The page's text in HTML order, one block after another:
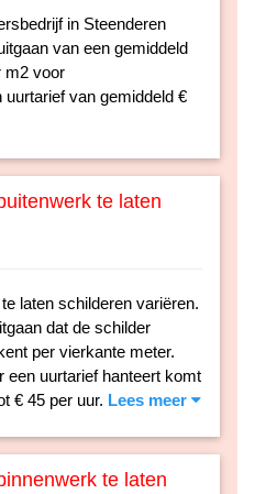
in Steenderen
van een gemiddeld
m2 voor
van gemiddeld €
te laten
laten schilderen variëren.
dat de schilder
per vierkante meter.
een uurtarief hanteert komt
€ 45 per uur. Lees meer
te laten